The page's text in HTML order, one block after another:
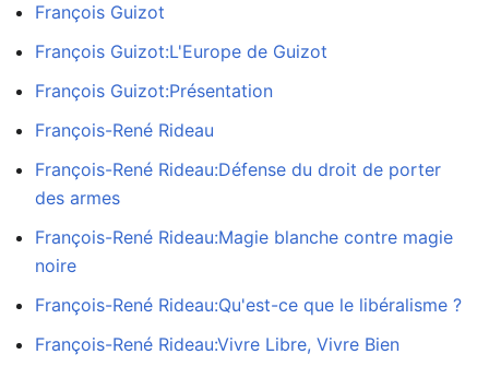
François Guizot
François Guizot:L'Europe de Guizot
François Guizot:Présentation
François-René Rideau
François-René Rideau:Défense du droit de porter
des armes
François-René Rideau:Magie blanche contre magie
noire
François-René Rideau:Qu'est-ce que le libéralisme ?
François-René Rideau:Vivre Libre, Vivre Bien